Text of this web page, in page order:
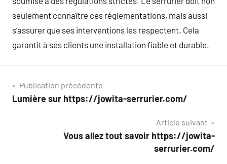
seulement connaître ces réglementations, mais aussi
s’assurer que ses interventions les respectent. Cela
garantit à ses clients une installation fiable et durable.
Navigation
de
Publication précédente
Lumière sur https://jowita-serrurier.com/
Article suivant
Vous allez tout savoir https://jowita-
serrurier.com/